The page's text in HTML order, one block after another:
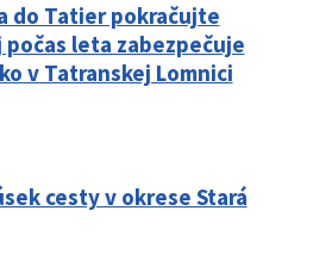
do Tatier pokračujte
počas leta zabezpečuje
v Tatranskej Lomnici
cesty v okrese Stará